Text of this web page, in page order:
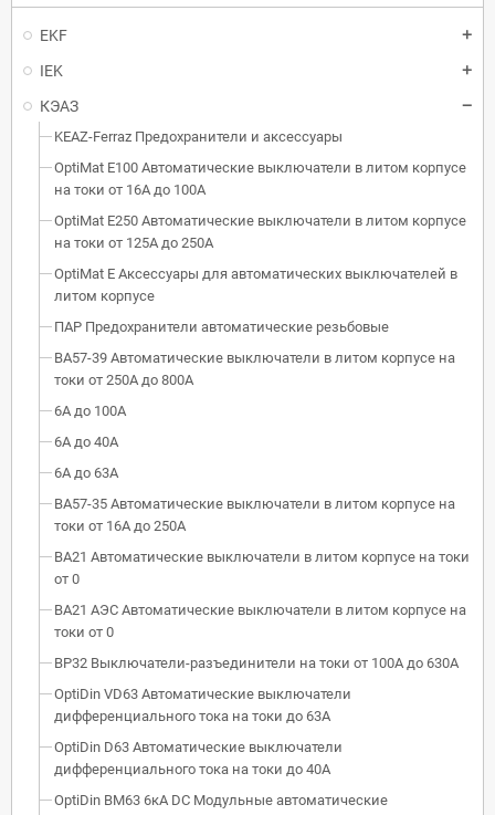
EKF
IEK
КЭАЗ
KEAZ-Ferraz Предохранители и аксессуары
OptiMat E100 Автоматические выключатели в литом корпусе
на токи от 16А до 100А
OptiMat E250 Автоматические выключатели в литом корпусе
на токи от 125А до 250А
OptiMat E Аксессуары для автоматических выключателей в
литом корпусе
ПАР Предохранители автоматические резьбовые
ВА57-39 Автоматические выключатели в литом корпусе на
токи от 250А до 800А
6А до 100А
6А до 40А
6А до 63А
ВА57-35 Автоматические выключатели в литом корпусе на
токи от 16А до 250А
ВА21 Автоматические выключатели в литом корпусе на токи
от 0
ВА21 АЭС Автоматические выключатели в литом корпусе на
токи от 0
ВР32 Выключатели-разъединители на токи от 100А до 630А
OptiDin VD63 Автоматические выключатели
дифференциального тока на токи до 63А
OptiDin D63 Автоматические выключатели
дифференциального тока на токи до 40А
OptiDin BM63 6кА DC Модульные автоматические